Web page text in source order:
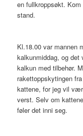
en fullkroppsøkt.
stand.
Kl.18.00 var mannen
kalkunmiddag, og det
kalkun med tilbehør.
rakettoppskytingen
kattene, for jeg vil
verst. Selv om
føler det inni seg.